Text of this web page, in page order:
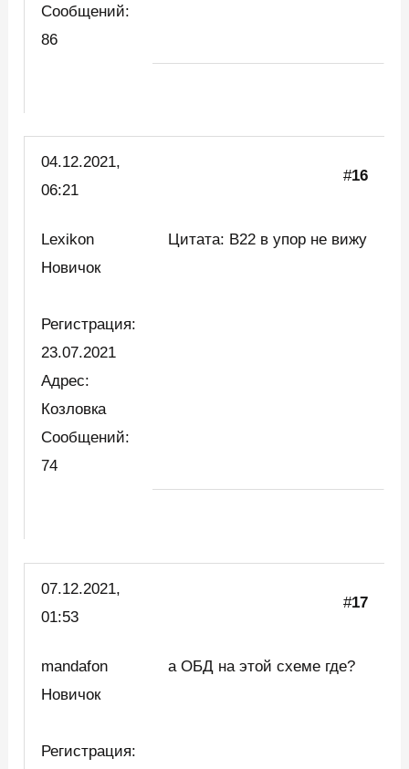
Сообщений:
86
04.12.2021,
06:21
#16
Lexikon
Новичок
Регистрация:
23.07.2021
Адрес:
Козловка
Сообщений:
74
Цитата: В22 в упор не вижу
07.12.2021,
01:53
#17
mandafon
Новичок
Регистрация:
а ОБД на этой схеме где?